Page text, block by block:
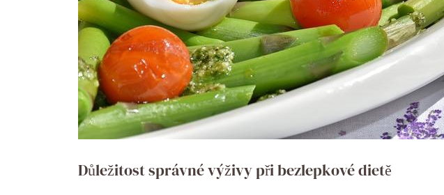
Důležitost správné výživy při bezlepkové dietě